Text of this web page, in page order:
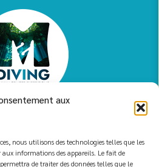
aux
nous utilisons des technologies telles que les
aux informations des appareils. Le fait de
de traiter des données telles que le
t
s
a
p
p
e
b
o
o
k a